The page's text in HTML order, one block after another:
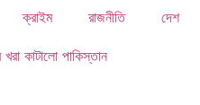
ক্রাইম রাজনীতি দেশ
কাটালো পাকিস্তান